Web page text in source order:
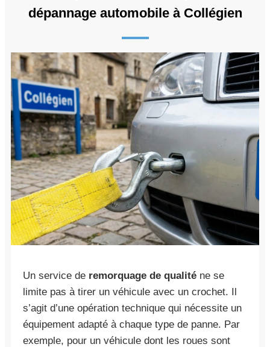
dépannage automobile à Collégien
Un service de remorquage de qualité ne se
limite pas à tirer un véhicule avec un crochet. Il
s’agit d’une opération technique qui nécessite un
équipement adapté à chaque type de panne. Par
exemple, pour un véhicule dont les roues sont